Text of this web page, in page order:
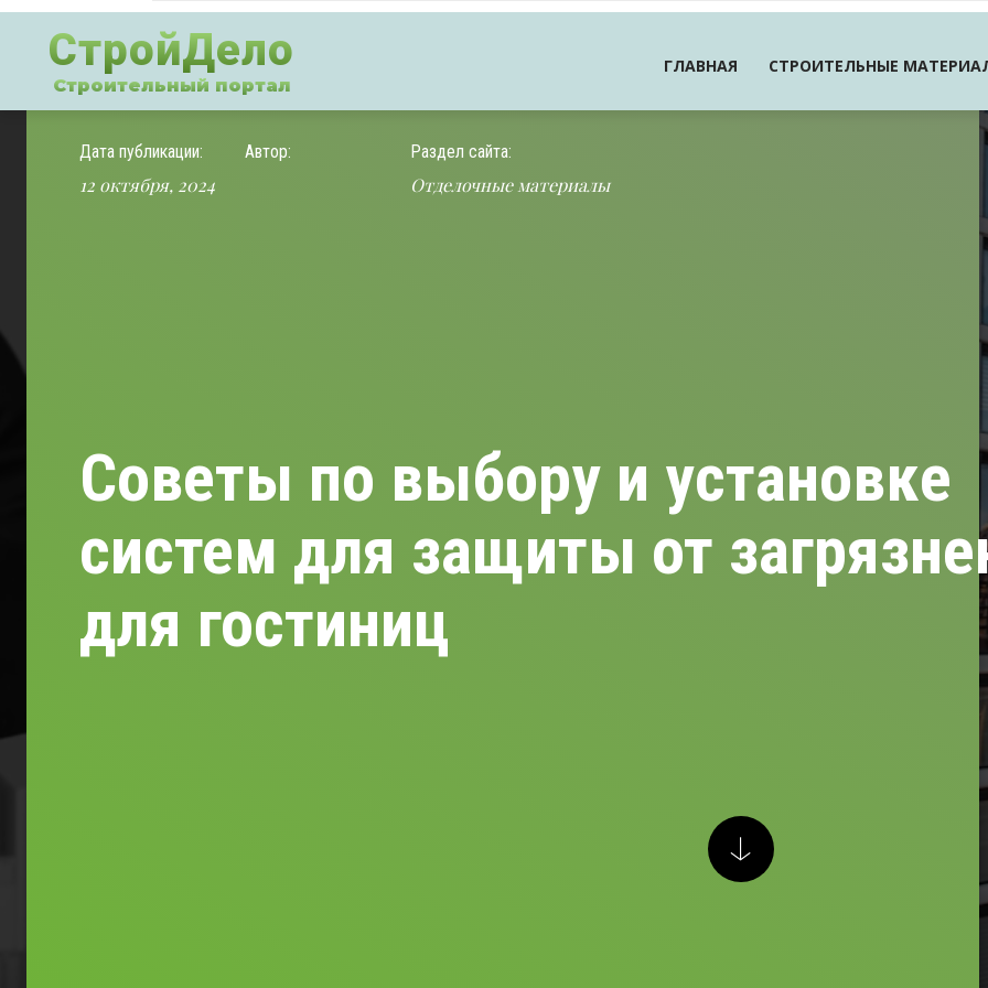
СтройДело
Строительный портал
ГЛАВНАЯ СТРОИТЕЛЬНЫЕ
Советы по выбору и установке
систем для защиты от
для гостиниц
Дата публикации:
12 октября, 2024
Автор: Раздел сайта:
Отделочные материалы